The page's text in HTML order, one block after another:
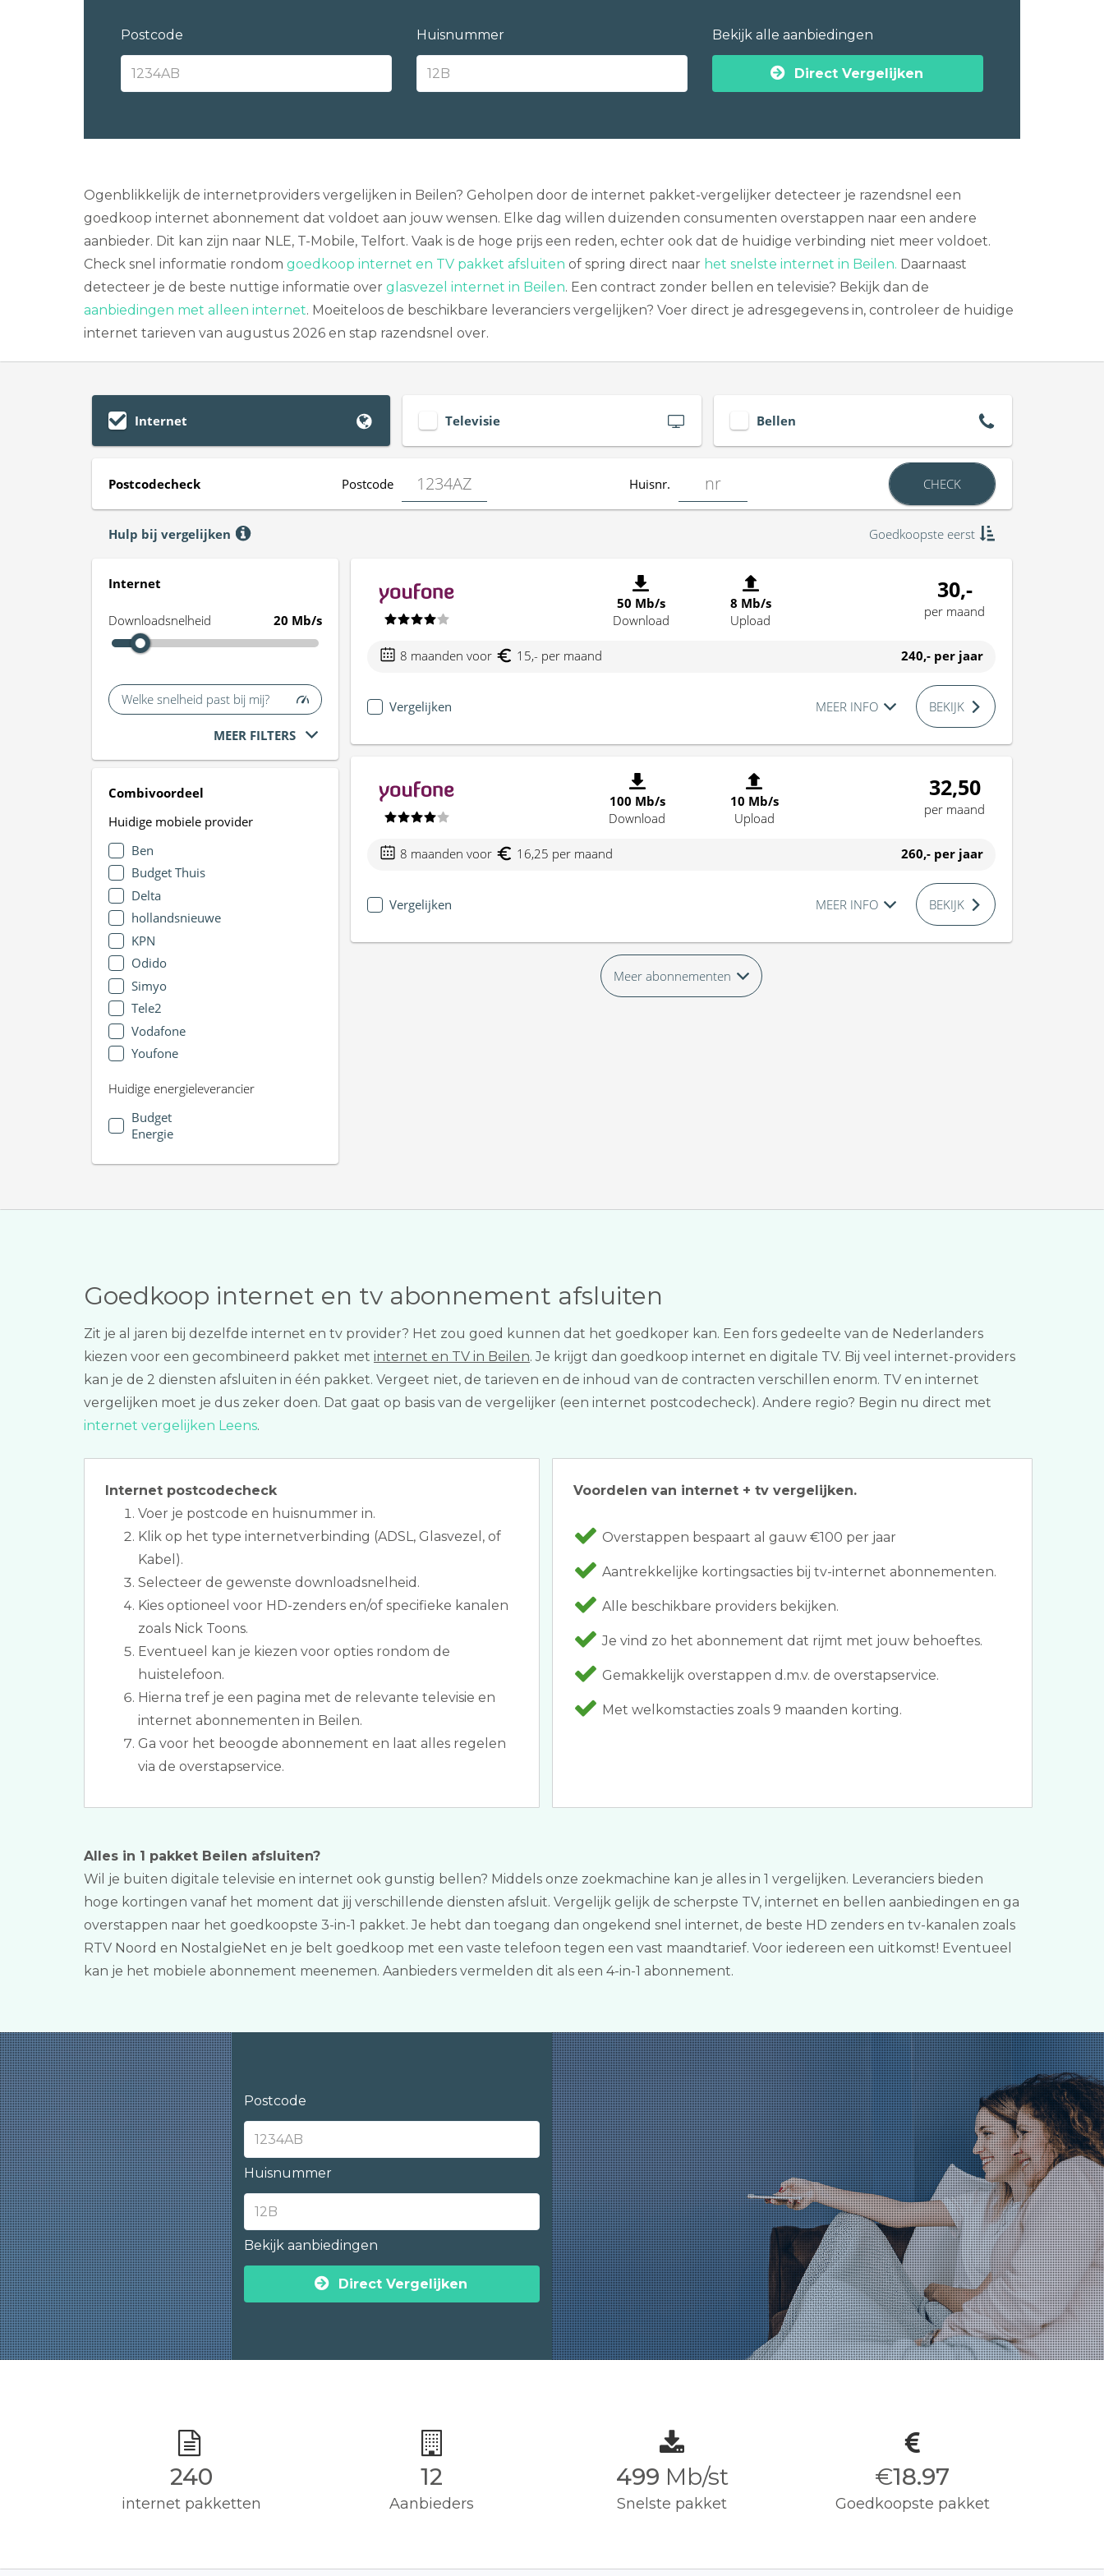
Postcode Huisnummer Bekijk alle aanbiedingen
Direct Vergelijken
Ogenblikkelijk de internetproviders vergelijken in Beilen? Geholpen door de internet pakket-vergelijker detecteer je razendsnel een
goedkoop internet abonnement dat voldoet aan jouw wensen. Elke dag willen duizenden consumenten overstappen naar een andere
aanbieder. Dit kan zijn naar NLE, T-Mobile, Telfort. Vaak is de hoge prijs een reden, echter ook dat de huidige verbinding niet meer voldoet.
Check snel informatie rondom goedkoop internet en TV pakket afsluiten of spring direct naar het snelste internet in Beilen. Daarnaast
detecteer je de beste nuttige informatie over glasvezel internet in Beilen. Een contract zonder bellen en televisie? Bekijk dan de
aanbiedingen met alleen internet. Moeiteloos de beschikbare leveranciers vergelijken? Voer direct je adresgegevens in, controleer de huidige
internet tarieven van augustus 2026 en stap razendsnel over.
Internet Televisie Bellen
Postcodecheck Postcode Huisnr. CHECK
Hulp bij vergelijken Goedkoopste eerst
Internet
Downloadsnelheid 20 Mb/s
Welke snelheid past bij mij?
MEER FILTERS
Combivoordeel
Huidige mobiele provider
Ben
Budget Thuis
Delta
hollandsnieuwe
KPN
Odido
Simyo
Tele2
Vodafone
Youfone
Huidige energieleverancier
Budget
Energie
50 Mb/s
Download
8 Mb/s
Upload
30,-
per maand
8 maanden voor 15,- per maand 240,- per jaar
Vergelijken MEER INFO BEKIJK
100 Mb/s
Download
10 Mb/s
Upload
32,50
per maand
8 maanden voor 16,25 per maand 260,- per jaar
Vergelijken MEER INFO BEKIJK
Meer abonnementen
Goedkoop internet en tv abonnement afsluiten
Zit je al jaren bij dezelfde internet en tv provider? Het zou goed kunnen dat het goedkoper kan. Een fors gedeelte van de Nederlanders
kiezen voor een gecombineerd pakket met internet en TV in Beilen. Je krijgt dan goedkoop internet en digitale TV. Bij veel internet-providers
kan je de 2 diensten afsluiten in één pakket. Vergeet niet, de tarieven en de inhoud van de contracten verschillen enorm. TV en internet
vergelijken moet je dus zeker doen. Dat gaat op basis van de vergelijker (een internet postcodecheck). Andere regio? Begin nu direct met
internet vergelijken Leens.
Internet postcodecheck
Voer je postcode en huisnummer in.
Klik op het type internetverbinding (ADSL, Glasvezel, of
Kabel).
Selecteer de gewenste downloadsnelheid.
Kies optioneel voor HD-zenders en/of specifieke kanalen
zoals Nick Toons.
Eventueel kan je kiezen voor opties rondom de
huistelefoon.
Hierna tref je een pagina met de relevante televisie en
internet abonnementen in Beilen.
Ga voor het beoogde abonnement en laat alles regelen
via de overstapservice.
Voordelen van internet + tv vergelijken.
Overstappen bespaart al gauw €100 per jaar
Aantrekkelijke kortingsacties bij tv-internet abonnementen.
Alle beschikbare providers bekijken.
Je vind zo het abonnement dat rijmt met jouw behoeftes.
Gemakkelijk overstappen d.m.v. de overstapservice.
Met welkomstacties zoals 9 maanden korting.
Alles in 1 pakket Beilen afsluiten?
Wil je buiten digitale televisie en internet ook gunstig bellen? Middels onze zoekmachine kan je alles in 1 vergelijken. Leveranciers bieden
hoge kortingen vanaf het moment dat jij verschillende diensten afsluit. Vergelijk gelijk de scherpste TV, internet en bellen aanbiedingen en ga
overstappen naar het goedkoopste 3-in-1 pakket. Je hebt dan toegang dan ongekend snel internet, de beste HD zenders en tv-kanalen zoals
RTV Noord en NostalgieNet en je belt goedkoop met een vaste telefoon tegen een vast maandtarief. Voor iedereen een uitkomst! Eventueel
kan je het mobiele abonnement meenemen. Aanbieders vermelden dit als een 4-in-1 abonnement.
Postcode
Huisnummer
Bekijk aanbiedingen
Direct Vergelijken
240
internet pakketten
12
Aanbieders
500 Mb/st
Snelste pakket
€19.00
Goedkoopste pakket